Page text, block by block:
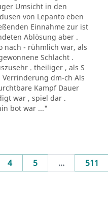
Umsicht in den
von Lepanto eben
Einnahme zur ist
Ablösung aber .
nach - rühmlich war, als
Schlacht .
. theiliger , als S
Verrinderung dm-ch Als
Kampf Dauer
war , spiel dar .
bot war ..."
4 5 ... 511